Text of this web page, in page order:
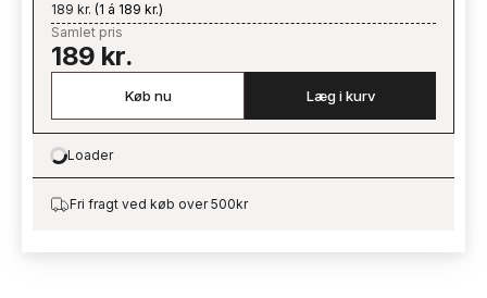
189 kr. (1 á 189 kr.)
Samlet pris
189 kr.
Køb nu Læg i kurv
Loading…
Loader
Fri fragt ved køb over 500kr